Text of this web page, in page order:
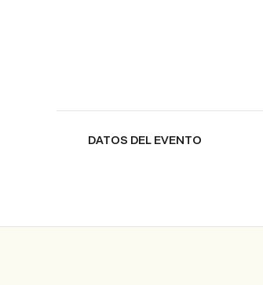
DATOS DEL EVENTO